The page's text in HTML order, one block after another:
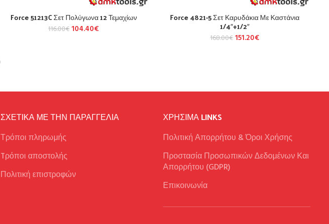
Force 51213C Σετ Πολύγωνα 12 Τεμαχίων
116.00€ 104.40€
Force 4821-5 Σετ Καρυδάκια Με Καστάνια
1/4″+1/2″
168.00€ 151.20€
ΣΧΕΤΙΚΑ ΜΕ ΤΗΝ ΠΑΡΑΓΓΕΛΙΑ
Τρόποι πληρωμής
Tρόποι αποστολής
Πολιτική επιστροφών
ΧΡΉΣΙΜΑ LINKS
Πολιτική Απορρήτου & Όροι Χρήσης
Προστασία Προσωπικών Δεδομένων Και
Απορρήτου (GDPR)
Επικοινωνία